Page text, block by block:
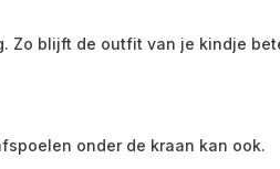
Zo blijft de outfit van je kindje
onder de kraan kan ook.